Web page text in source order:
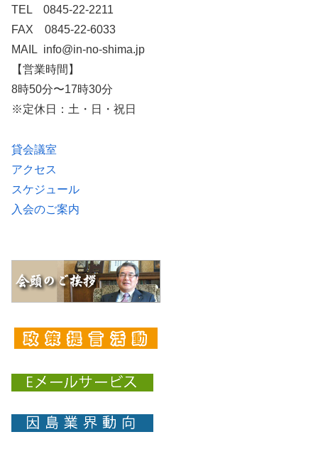
TEL 0845-22-2211
FAX 0845-22-6033
MAIL info@in-no-shima.jp
【営業時間】
8時50分〜17時30分
※定休日：土・日・祝日
貸会議室
アクセス
スケジュール
入会のご案内